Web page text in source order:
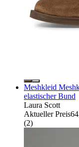
Meshkleid
elastischer Bund
Laura Scott
Aktueller Preis
(2)